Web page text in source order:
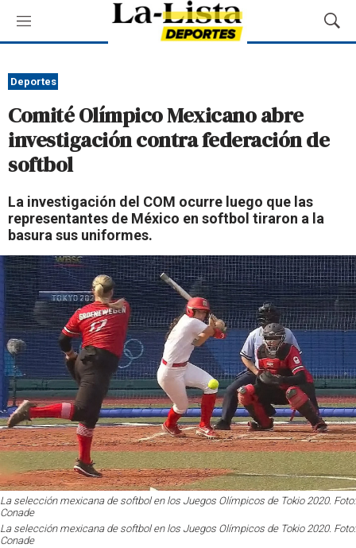
M
e
ú
M
o
a
Deportes
Comité Olímpico Mexicano abre
investigación contra federación de
softbol
La investigación del COM ocurre luego que las
representantes de México en softbol tiraron a la
basura sus uniformes.
La selección mexicana de softbol en los Juegos Olímpicos de Tokio 2020. Foto:
Conade
La selección mexicana de softbol en los Juegos Olímpicos de Tokio 2020. Foto:
Conade